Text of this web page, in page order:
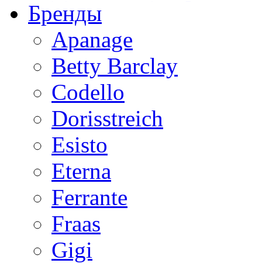
Бренды
Apanage
Betty Barclay
Codello
Dorisstreich
Esisto
Eterna
Ferrante
Fraas
Gigi